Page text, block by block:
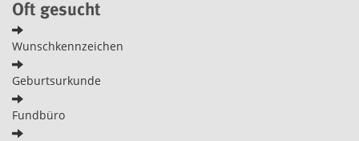
Oft gesucht
Wunschkennzeichen
Geburtsurkunde
Fundbüro